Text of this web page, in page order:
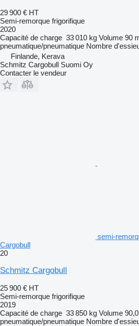
29 900 € HT
Semi-remorque frigorifique
2020
Capacité de charge 33 010 kg Volume 90
pneumatique/pneumatique Nombre
Finlande, Kerava
Schmitz Cargobull Suomi Oy
Contacter le vendeur
semi-
Cargobull
20
Schmitz Cargobull
25 900 € HT
Semi-remorque frigorifique
2019
Capacité de charge 33 850 kg Volume
pneumatique/pneumatique Nombre